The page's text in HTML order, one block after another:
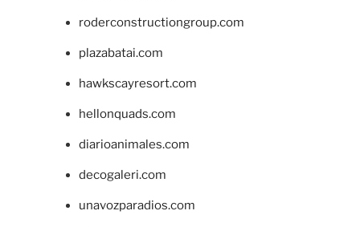
roderconstructiongroup.com
plazabatai.com
hawkscayresort.com
hellonquads.com
diarioanimales.com
decogaleri.com
unavozparadios.com